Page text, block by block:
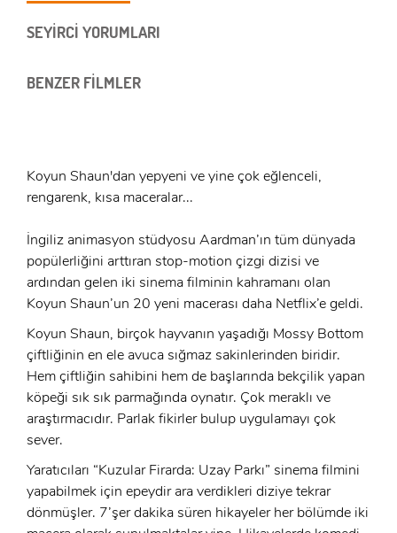
x
x
ÜYE OL
SEYİRCİ YORUMLARI
BENZER FİLMLER
Koyun Shaun'dan yepyeni ve yine çok eğlenceli,
rengarenk, kısa maceralar...
İngiliz animasyon stüdyosu Aardman’ın tüm dünyada
popülerliğini arttıran stop-motion çizgi dizisi ve
ardından gelen iki sinema filminin kahramanı olan
Koyun Shaun’un 20 yeni macerası daha Netflix’e geldi.
Koyun Shaun, birçok hayvanın yaşadığı Mossy Bottom
çiftliğinin en ele avuca sığmaz sakinlerinden biridir.
Hem çiftliğin sahibini hem de başlarında bekçilik yapan
köpeği sık sık parmağında oynatır. Çok meraklı ve
araştırmacıdır. Parlak fikirler bulup uygulamayı çok
sever.
Yaratıcıları “Kuzular Firarda: Uzay Parkı” sinema filmini
yapabilmek için epeydir ara verdikleri diziye tekrar
dönmüşler. 7’şer dakika süren hikayeler her bölümde iki